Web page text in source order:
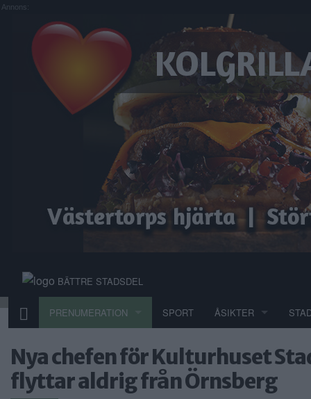
Annons:
BÄTTRE STADSDEL
PRENUMERATION SPORT ÅSIKTER
Nya chefen för Kulturhuset
flyttar aldrig från Örnsberg